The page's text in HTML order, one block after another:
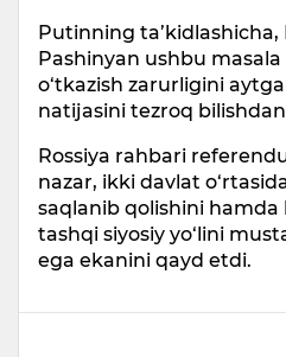
Putinning ta’kidlashicha,
Pashinyan ushbu
o‘tkazish zarurligini
natijasini tezroq
Rossiya rahbari
nazar, ikki davlat
saqlanib qolishini hamda
tashqi siyosiy yo‘lini
ega ekanini qayd etdi.